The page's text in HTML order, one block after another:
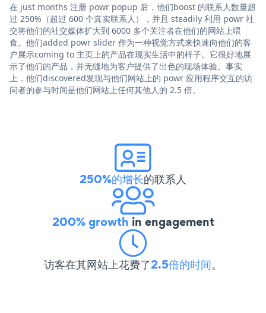
在 just months 注册 powr popup 后，他们boost 的联系人数量超
过 250%（超过 600 个真实联系人），并且 steadily 利用 powr 社
交将他们的社交媒体扩大到 6000 多个关注者在他们的网站上喂
食。他们added powr slider 作为一种视觉方式来快速向他们的客
户展示coming to 主页上的产品在现实生活中的样子。它很好地展
示了他们的产品，并无缝地为客户提供了出色的现场体验。事实
上，他们discovered发现与他们网站上的 powr 应用程序交互的访
问者的参与时间是他们网站上任何其他人的 2.5 倍。
250%的增长的联系人
200% growth in engagement
访客在其网站上花费了2.5倍的时间。